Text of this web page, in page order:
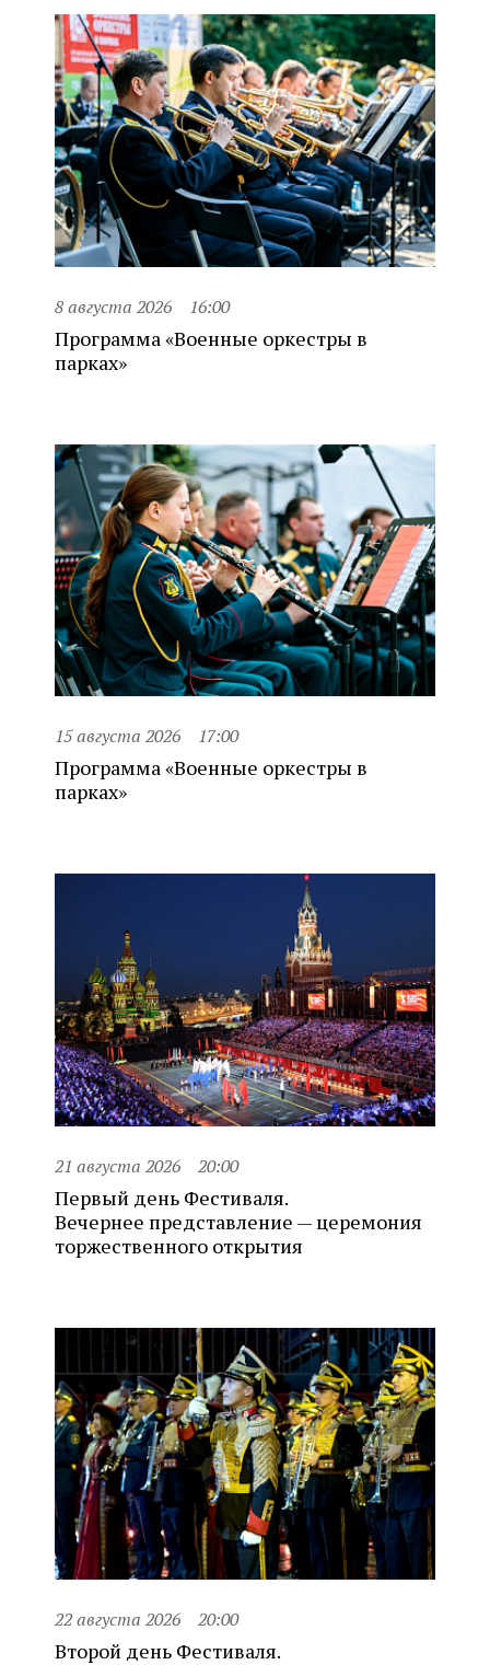
8 августа 2026 16:00
Программа «Военные оркестры в
парках»
15 августа 2026 17:00
Программа «Военные оркестры в
парках»
21 августа 2026 20:00
Первый день Фестиваля.
Вечернее представление — церемония
торжественного открытия
22 августа 2026 20:00
Второй день Фестиваля.